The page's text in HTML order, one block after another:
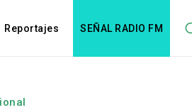
Reportajes SEÑAL RADIO FM